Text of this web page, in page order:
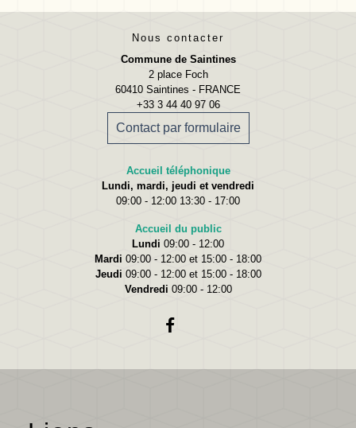
Nous contacter
Commune de Saintines
2 place Foch
60410 Saintines - FRANCE
+33 3 44 40 97 06
Contact par formulaire
Accueil téléphonique
Lundi, mardi, jeudi et vendredi
09:00 - 12:00 13:30 - 17:00
Accueil du public
Lundi 09:00 - 12:00
Mardi 09:00 - 12:00 et 15:00 - 18:00
Jeudi 09:00 - 12:00 et 15:00 - 18:00
Vendredi 09:00 - 12:00